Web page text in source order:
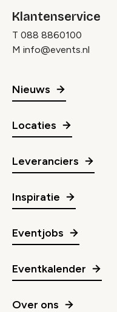
Klantenservice
T 088 8860100
M info@events.nl
Nieuws
Locaties
Leveranciers
Inspiratie
Eventjobs
Eventkalender
Over ons